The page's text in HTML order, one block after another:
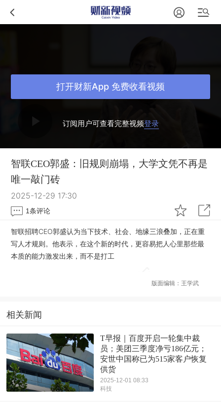
订阅用户可查看完整视频登录
打开财新App 免费收看视频
智联CEO郭盛：旧规则崩塌，大学文凭不再是
唯一敲门砖
2025-12-29 17:30
1条评论
智联招聘CEO郭盛认为当下技术、社会、地缘三浪叠加，正在重
写人才规则。他表示，在这个新的时代，更容易把人心里那些最
本质的能力激发出来，而不是打工
版面编辑：王学武
相关新闻
T早报｜百度开启一轮集中裁
员；美团三季度净亏186亿元；
安世中国称已为515家客户恢复
供货
2025-12-01 08:33
科技